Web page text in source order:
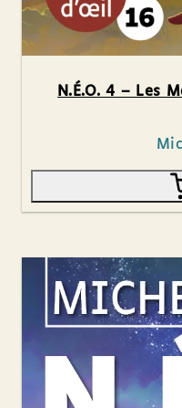
N.É.O. 4 – Les